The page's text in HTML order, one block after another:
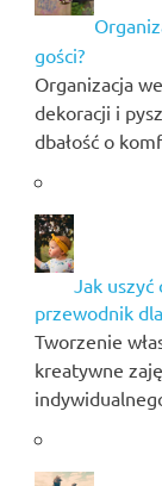
gości?
Organizacja
dekoracji i
dbałość o
Jak
przewodnik
Tworzenie
kreatywne